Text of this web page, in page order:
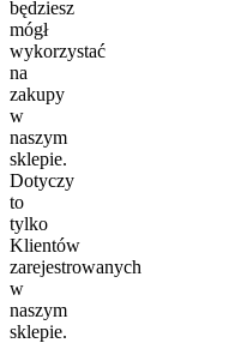
będziesz
mógł
wykorzystać
na
zakupy
w
naszym
sklepie.
Dotyczy
to
tylko
Klientów
zarejestrowanych
w
naszym
sklepie.